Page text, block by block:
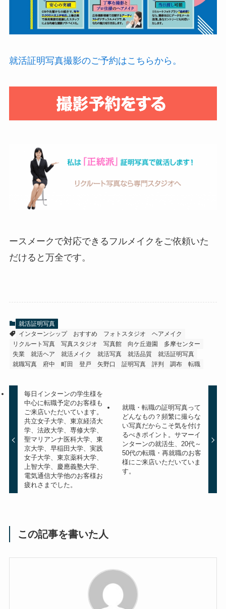
就活証明写真撮影のご予約はこちらから。
ースメークで対応できるフルメイクをご依頼いた
だけると万全です。
就活証明写真
インターンシップ
おすすめ フォトスタジオ
ヘアメイク
リクルート写真
写真スタジオ 写真館 向ケ丘遊園
多摩センター
失業
就活ヘア 就活メイク 就活写真 就活品質
就活証明写真
就職写真
府中 町田 登戸 矢野口 証明写真 評判 調布 転職
毎日インターンの学生様を
中心に転職予定のお客様も
ご来店いただいています。
共立女子大学、東京経済大
学、法政大学、専修大学、
聖マリアンナ医科大学、東
京大学、早稲田大学、実践
女子大学、東京薬科大学、
上智大学、慶應義塾大学、
電気通信大学他のお客様お
疲れさまでした。
就職・転職の証明写真って
どんなもの？頻繁に撮らな
い写真だからこそ気を付け
るべきポイント。サマーイ
ンターンの就活生、20代～
50代の転職・再就職のお客
様にご来店いただいていま
す。
この記事を書いた人